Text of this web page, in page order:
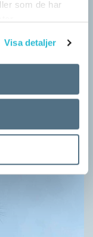
som de har
Visa detaljer
jag sett
också.